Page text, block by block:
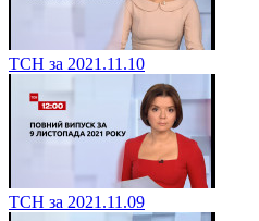
ТСН за 2021.11.10
ТСН за 2021.11.09